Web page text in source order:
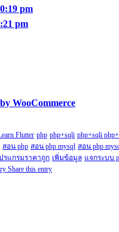
pm
pm
WooCommerce
Flutter php php+sqli php+sqli
สอน php สอน php mysql สอน php
รแกรมราคาถูก เพิ่มข้อมูล แจกระบบ
Share this entry